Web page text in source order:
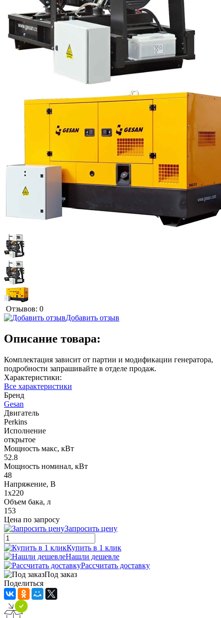
Отзывов: 0
Добавить отзыв
Описание товара:
Комплектация зависит от партии и модификации генератора,
подробности запрашивайте в отделе продаж.
Характеристики:
Все характеристики
Бренд
Gesan
Двигатель
Perkins
Исполнение
открытое
Мощность макс, кВт
52.8
Мощность номинал, кВт
48
Напряжение, В
1x220
Объем бака, л
153
Цена по запросу
Запросить цену
Купить в 1 клик
Нашли дешевле
Рассчитать доставку
Под заказ
Поделиться